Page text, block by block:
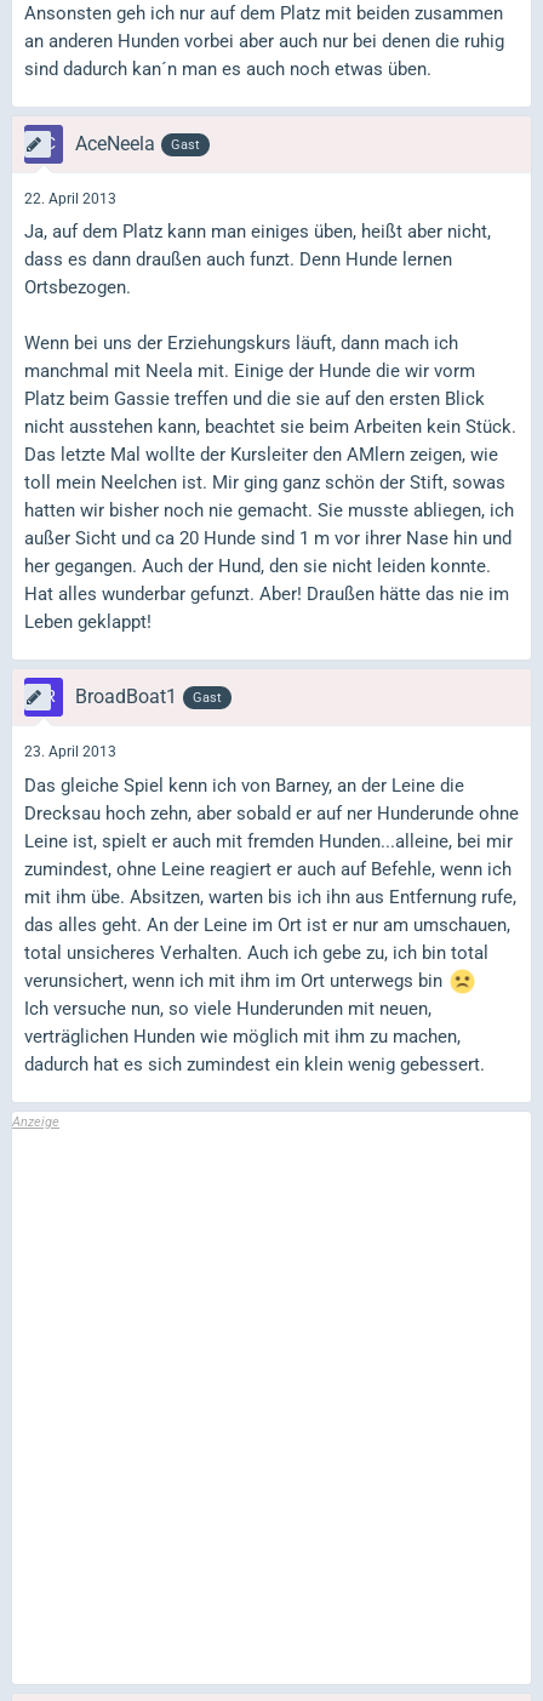
Ansonsten geh ich nur auf dem Platz mit beiden zusammen
an anderen Hunden vorbei aber auch nur bei denen die ruhig
sind dadurch kan´n man es auch noch etwas üben.
AceNeela Gast
22. April 2013
Ja, auf dem Platz kann man einiges üben, heißt aber nicht,
dass es dann draußen auch funzt. Denn Hunde lernen
Ortsbezogen.
Wenn bei uns der Erziehungskurs läuft, dann mach ich
manchmal mit Neela mit. Einige der Hunde die wir vorm
Platz beim Gassie treffen und die sie auf den ersten Blick
nicht ausstehen kann, beachtet sie beim Arbeiten kein Stück.
Das letzte Mal wollte der Kursleiter den AMlern zeigen, wie
toll mein Neelchen ist. Mir ging ganz schön der Stift, sowas
hatten wir bisher noch nie gemacht. Sie musste abliegen, ich
außer Sicht und ca 20 Hunde sind 1 m vor ihrer Nase hin und
her gegangen. Auch der Hund, den sie nicht leiden konnte.
Hat alles wunderbar gefunzt. Aber! Draußen hätte das nie im
Leben geklappt!
BroadBoat1 Gast
23. April 2013
Das gleiche Spiel kenn ich von Barney, an der Leine die
Drecksau hoch zehn, aber sobald er auf ner Hunderunde ohne
Leine ist, spielt er auch mit fremden Hunden...alleine, bei mir
zumindest, ohne Leine reagiert er auch auf Befehle, wenn ich
mit ihm übe. Absitzen, warten bis ich ihn aus Entfernung rufe,
das alles geht. An der Leine im Ort ist er nur am umschauen,
total unsicheres Verhalten. Auch ich gebe zu, ich bin total
verunsichert, wenn ich mit ihm im Ort unterwegs bin
Ich versuche nun, so viele Hunderunden mit neuen,
verträglichen Hunden wie möglich mit ihm zu machen,
dadurch hat es sich zumindest ein klein wenig gebessert.